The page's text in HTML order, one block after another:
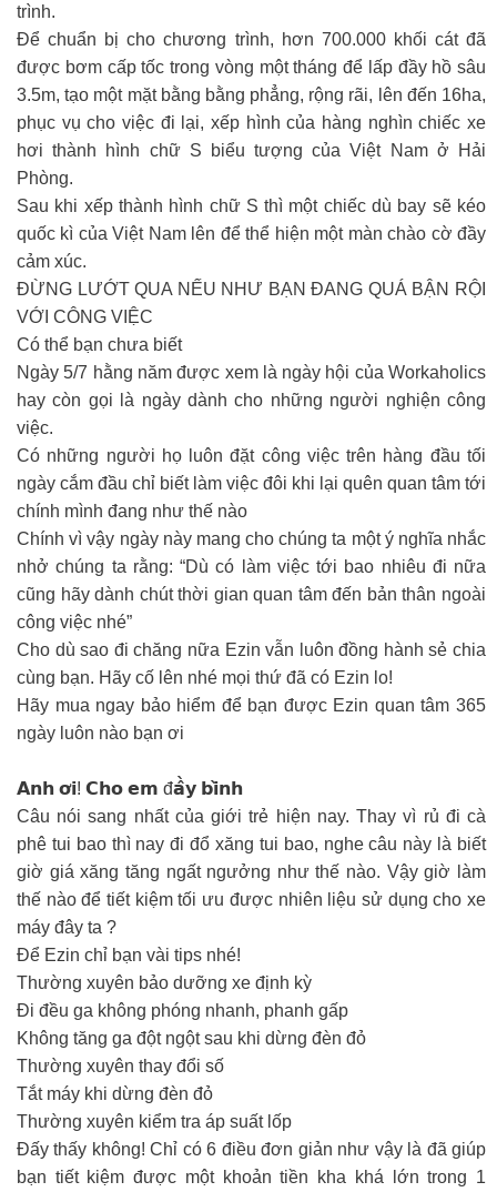
trình.
Để chuẩn bị cho chương trình, hơn 700.000 khối cát đã
được bơm cấp tốc trong vòng một tháng để lấp đầy hồ sâu
3.5m, tạo một mặt bằng bằng phẳng, rộng rãi, lên đến 16ha,
phục vụ cho việc đi lại, xếp hình của hàng nghìn chiếc xe
hơi thành hình chữ S biểu tượng của Việt Nam ở Hải
Phòng.
Sau khi xếp thành hình chữ S thì một chiếc dù bay sẽ kéo
quốc kì của Việt Nam lên để thể hiện một màn chào cờ đầy
cảm xúc.
ĐỪNG LƯỚT QUA NẾU NHƯ BẠN ĐANG QUÁ BẬN RỘI
VỚI CÔNG VIỆC
Có thể bạn chưa biết
Ngày 5/7 hằng năm được xem là ngày hội của Workaholics
hay còn gọi là ngày dành cho những người nghiện công
việc.
Có những người họ luôn đặt công việc trên hàng đầu tối
ngày cắm đầu chỉ biết làm việc đôi khi lại quên quan tâm tới
chính mình đang như thế nào
Chính vì vậy ngày này mang cho chúng ta một ý nghĩa nhắc
nhở chúng ta rằng: “Dù có làm việc tới bao nhiêu đi nữa
cũng hãy dành chút thời gian quan tâm đến bản thân ngoài
công việc nhé”
Cho dù sao đi chăng nữa Ezin vẫn luôn đồng hành sẻ chia
cùng bạn. Hãy cố lên nhé mọi thứ đã có Ezin lo!
Hãy mua ngay bảo hiểm để bạn được Ezin quan tâm 365
ngày luôn nào bạn ơi
𝗔𝗻𝗵 𝗼̛𝗶! 𝗖𝗵𝗼 𝗲𝗺 đ𝗮̂̀𝘆 𝗯𝗶̀𝗻𝗵
Câu nói sang nhất của giới trẻ hiện nay. Thay vì rủ đi cà
phê tui bao thì nay đi đổ xăng tui bao, nghe câu này là biết
giờ giá xăng tăng ngất ngưởng như thế nào. Vậy giờ làm
thế nào để tiết kiệm tối ưu được nhiên liệu sử dụng cho xe
máy đây ta ?
Để Ezin chỉ bạn vài tips nhé!
Thường xuyên bảo dưỡng xe định kỳ
Đi đều ga không phóng nhanh, phanh gấp
Không tăng ga đột ngột sau khi dừng đèn đỏ
Thường xuyên thay đổi số
Tắt máy khi dừng đèn đỏ
Thường xuyên kiểm tra áp suất lốp
Đấy thấy không! Chỉ có 6 điều đơn giản như vậy là đã giúp
bạn tiết kiệm được một khoản tiền kha khá lớn trong 1